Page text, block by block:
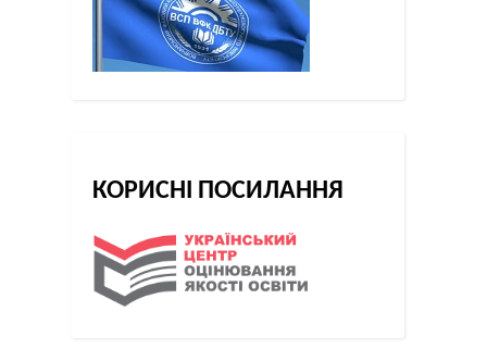
КОРИСНІ ПОСИЛАННЯ